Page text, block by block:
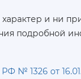
и ни
подробной
№ 1326 от